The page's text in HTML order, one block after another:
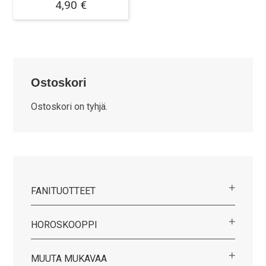
4,90 €
Ostoskori
Ostoskori on tyhjä.
FANITUOTTEET
HOROSKOOPPI
MUUTA MUKAVAA